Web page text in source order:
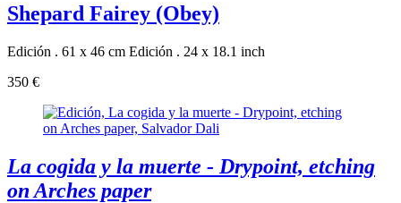
Shepard Fairey (Obey)
Edición . 61 x 46 cm Edición . 24 x 18.1 inch
350 €
La cogida y la muerte - Drypoint, etching
on Arches paper